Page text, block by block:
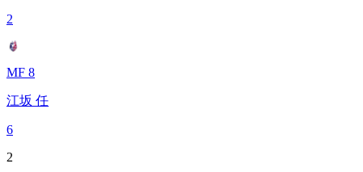
2
MF 8
江坂 任
6
2